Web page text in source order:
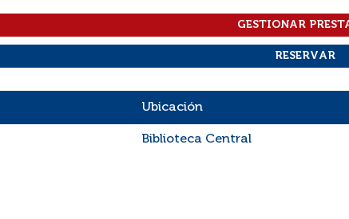
Ubicación
Biblioteca Central